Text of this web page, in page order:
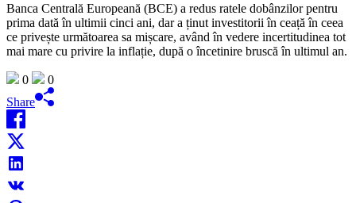
Banca Centrală Europeană (BCE) a redus ratele dobânzilor pentru
prima dată în ultimii cinci ani, dar a ținut investitorii în ceață în ceea
ce privește următoarea sa mișcare, având în vedere incertitudinea tot
mai mare cu privire la inflație, după o încetinire bruscă în ultimul an.
0
0
Share